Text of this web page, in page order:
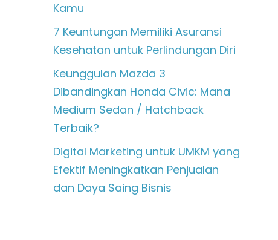
Kamu
7 Keuntungan Memiliki Asuransi
Kesehatan untuk Perlindungan Diri
Keunggulan Mazda 3
Dibandingkan Honda Civic: Mana
Medium Sedan / Hatchback
Terbaik?
Digital Marketing untuk UMKM yang
Efektif Meningkatkan Penjualan
dan Daya Saing Bisnis